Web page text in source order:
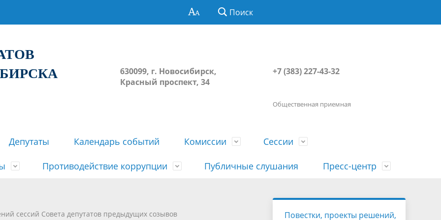
Поиск
630099, г. Новосибирск,
Красный проспект, 34
+7 (383) 227-43-32
Общественная приемная
История
Депутаты Календарь событий Комиссии Сессии
решений сессий Совета
недействующими решений Совета
Порядок посещения сессии
гражданами
Противодействие коррупции
Сведения о доходах, расходах, об
имуществе, обязательствах
Публичные слушания Пресс-центр
Наша "Прямая линия"
сессий Совета депутатов предыдущих созывов
Повестки, проекты решений,